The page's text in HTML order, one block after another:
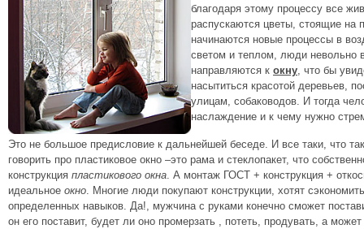
благодаря этому процессу все
распускаются цветы, стоящие на
начинаются новые процессы в
светом и теплом, люди невольно
направляются к окну , что бы
насытиться красотой деревьев,
улицам, собаководов. И тогда
наслаждение и к чему нужно
Это не большое предисловие к дальнейшей беседе. И все таки, что
говорить про пластиковое окно –это рама и стеклопакет, что
конструкция пластикового окна . А монтаж ГОСТ + конструкция +
идеальное окно . Многие люди покупают конструкции, хотят
определенных навыков. Да!, мужчина с руками конечно сможет
он его поставит, будет ли оно промерзать , потеть, продувать, а